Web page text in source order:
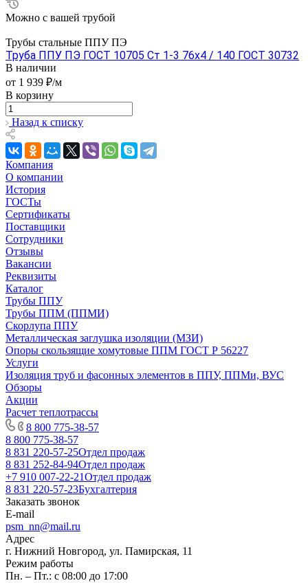
Можно с вашей трубой
Трубы стальные ППУ ПЭ
Труба ППУ ПЭ ГОСТ 10705 Ст 1-3 76x4 / 140 ГОСТ 30732
В наличии
от 1 939 ₽/м
В корзину
Назад к списку
Компания
О компании
История
ГОСТы
Сертификаты
Поставщики
Сотрудники
Отзывы
Вакансии
Реквизиты
Каталог
Трубы ППУ
Трубы ППМ (ППМИ)
Скорлупа ППУ
Металлическая заглушка изоляции (МЗИ)
Опоры скользящие хомутовые ППМ ГОСТ Р 56227
Услуги
Изоляция труб и фасонных элементов в ППУ, ППМи, ВУС
Обзоры
Акции
Расчет теплотрассы
8 800 775-38-57
8 800 775-38-57
8 831 220-57-25Отдел продаж
8 831 252-84-94Отдел продаж
+7 910 007-22-21Отдел продаж
8 831 220-57-23Бухгалтерия
Заказать звонок
E-mail
psm_nn@mail.ru
Адрес
г. Нижний Новгород, ул. Памирская, 11
Режим работы
Пн. – Пт.: с 08:00 до 17:00